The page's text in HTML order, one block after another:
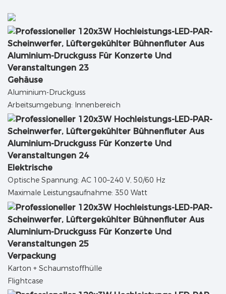
Gehäuse
Aluminium-Druckguss
Arbeitsumgebung: Innenbereich
Elektrische
Optische Spannung: AC 100–240 V, 50/60 Hz
Maximale Leistungsaufnahme: 350 Watt
Verpackung
Karton + Schaumstoffhülle
Flightcase